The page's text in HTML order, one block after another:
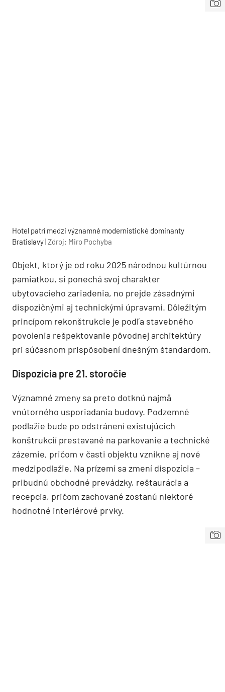
Hotel patrí medzi významné modernistické dominanty
Bratislavy |Zdroj: Miro Pochyba
Objekt, ktorý je od roku 2025 národnou kultúrnou
pamiatkou, si ponechá svoj charakter
ubytovacieho zariadenia, no prejde zásadnými
dispozičnými aj technickými úpravami. Dôležitým
princípom rekonštrukcie je podľa stavebného
povolenia rešpektovanie pôvodnej architektúry
pri súčasnom prispôsobení dnešným štandardom.
Dispozícia pre 21. storočie
Významné zmeny sa preto dotknú najmä
vnútorného usporiadania budovy. Podzemné
podlažie bude po odstránení existujúcich
konštrukcií prestavané na parkovanie a technické
zázemie, pričom v časti objektu vznikne aj nové
medzipodlažie. Na prízemí sa zmení dispozícia –
pribudnú obchodné prevádzky, reštaurácia a
recepcia, pričom zachované zostanú niektoré
hodnotné interiérové prvky.